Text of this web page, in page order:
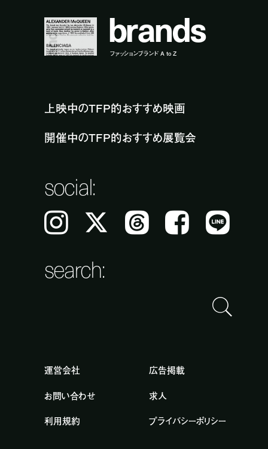
brands
ファッションブランド A to Z
上映中のTFP的おすすめ映画
開催中のTFP的おすすめ展覧会
social:
Instagram 𝕏 Threads Facebook LINE
search:
運営会社
広告掲載
お問い合わせ
求人
利用規約
プライバシーポリシー